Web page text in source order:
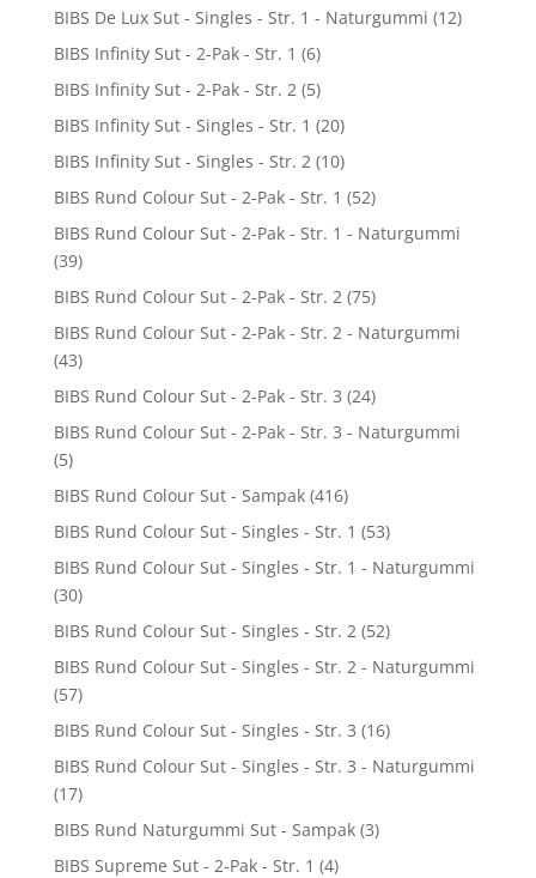
BIBS De Lux Sut - Singles - Str. 1 - Naturgummi (12)
BIBS Infinity Sut - 2-Pak - Str. 1 (6)
BIBS Infinity Sut - 2-Pak - Str. 2 (5)
BIBS Infinity Sut - Singles - Str. 1 (20)
BIBS Infinity Sut - Singles - Str. 2 (10)
BIBS Rund Colour Sut - 2-Pak - Str. 1 (52)
BIBS Rund Colour Sut - 2-Pak - Str. 1 - Naturgummi
(39)
BIBS Rund Colour Sut - 2-Pak - Str. 2 (75)
BIBS Rund Colour Sut - 2-Pak - Str. 2 - Naturgummi
(43)
BIBS Rund Colour Sut - 2-Pak - Str. 3 (24)
BIBS Rund Colour Sut - 2-Pak - Str. 3 - Naturgummi
(5)
BIBS Rund Colour Sut - Sampak (416)
BIBS Rund Colour Sut - Singles - Str. 1 (53)
BIBS Rund Colour Sut - Singles - Str. 1 - Naturgummi
(30)
BIBS Rund Colour Sut - Singles - Str. 2 (52)
BIBS Rund Colour Sut - Singles - Str. 2 - Naturgummi
(57)
BIBS Rund Colour Sut - Singles - Str. 3 (16)
BIBS Rund Colour Sut - Singles - Str. 3 - Naturgummi
(17)
BIBS Rund Naturgummi Sut - Sampak (3)
BIBS Supreme Sut - 2-Pak - Str. 1 (4)